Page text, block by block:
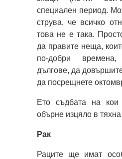
специален период.
струва, че всичко
това не е така.
да правите неща,
по-добри
дългове, да
да посрещнете
Ето съдбата на
обърне изцяло в
Рак
Раците ще имат